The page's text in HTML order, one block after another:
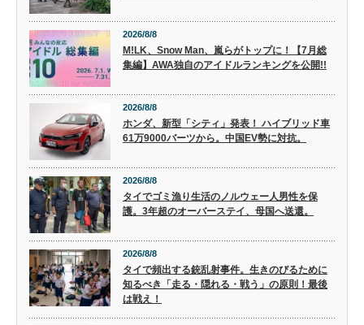
2026/8/8
M!LK、Snow Man、嵐らがトップに！【7月総
集編】AWA独自のアイドルランキングを公開!!
2026/8/8
ホンダ、新型「シティ」発表！ ハイブリッド車
61万9000バーツから。中国EV勢に対抗。
2026/8/8
タイでゴミ漁り生活のノルウェー人男性を保
護。3年超のオーバーステイ、母国へ送還。
2026/8/8
タイで頻出する銃乱射事件。生きのびるために
知るべき「走る・隠れる・戦う」の原則！最後
は戦え！